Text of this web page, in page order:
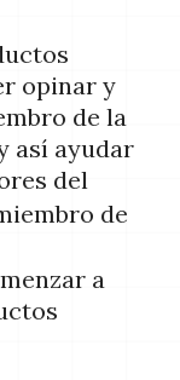
opinar y
de la
así ayudar
del
de
a